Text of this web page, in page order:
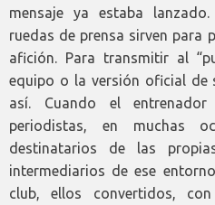
mensaje ya estaba
ruedas de prensa sirven para
afición. Para transmitir al
equipo o la versión oficial de
así. Cuando el
periodistas, en muchas
destinatarios de las
intermediarios de ese
club, ellos convertidos,